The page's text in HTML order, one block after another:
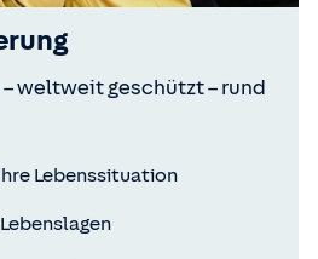
– weltweit geschützt – rund
Lebenssituation